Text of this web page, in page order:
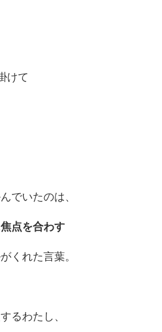
けて
でいたのは、
点を合わす
くれた言葉。
るわたし、